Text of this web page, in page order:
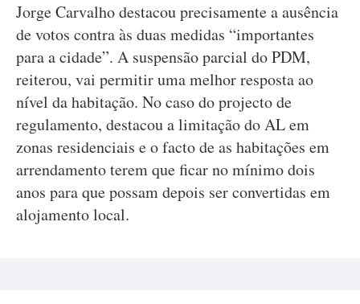
Jorge Carvalho destacou precisamente a ausência
de votos contra às duas medidas “importantes
para a cidade”. A suspensão parcial do PDM,
reiterou, vai permitir uma melhor resposta ao
nível da habitação. No caso do projecto de
regulamento, destacou a limitação do AL em
zonas residenciais e o facto de as habitações em
arrendamento terem que ficar no mínimo dois
anos para que possam depois ser convertidas em
alojamento local.